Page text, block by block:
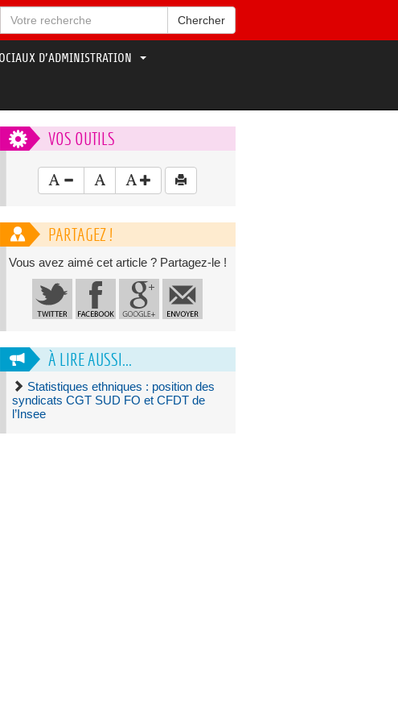
Chercher
D’ADMINISTRATION
VOS OUTILS
PARTAGEZ !
Vous avez aimé cet article ? Partagez-le !
À LIRE AUSSI...
Statistiques ethniques : position des
syndicats CGT SUD FO et CFDT de
l’Insee